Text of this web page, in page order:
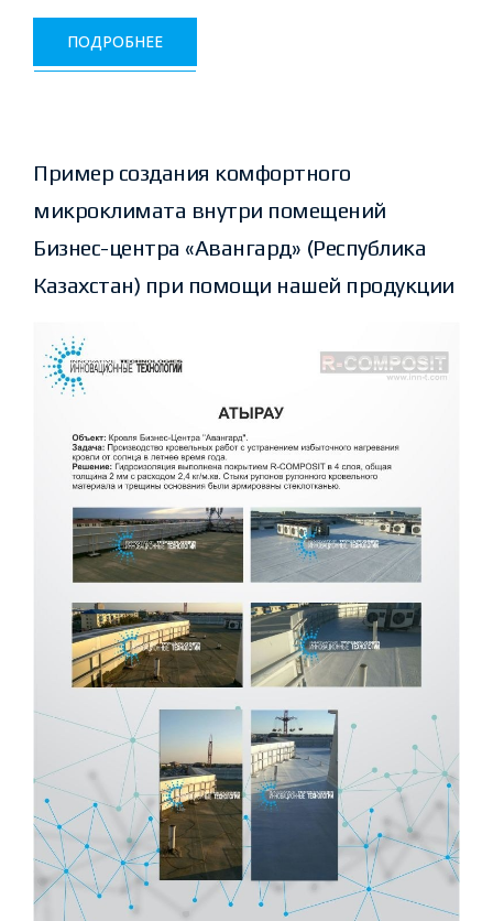
ПОДРОБНЕЕ
Пример создания комфортного
микроклимата внутри помещений
Бизнес-центра «Авангард» (Республика
Казахстан) при помощи нашей продукции